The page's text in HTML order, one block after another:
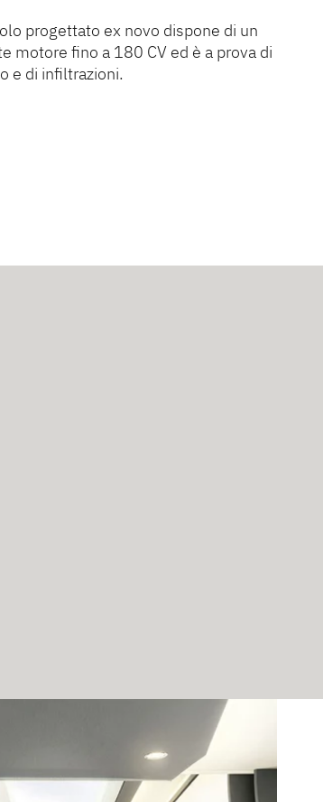
progettato ex novo dispone di un
motore fino a 180 CV ed è a prova di
e di infiltrazioni.